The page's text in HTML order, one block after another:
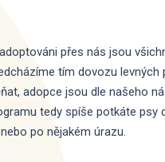
přes nás jsou
tím dovozu
adopce jsou dle našeho
tedy spíše potkáte psy
po nějakém úrazu.